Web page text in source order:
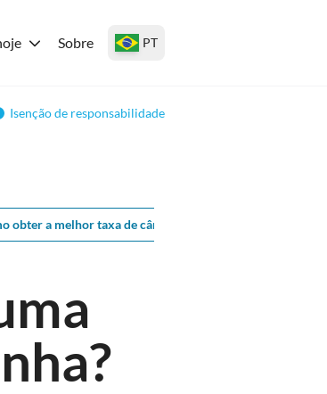
Sobre PT
Isenção de responsabilidade
obter a melhor taxa de câmbio